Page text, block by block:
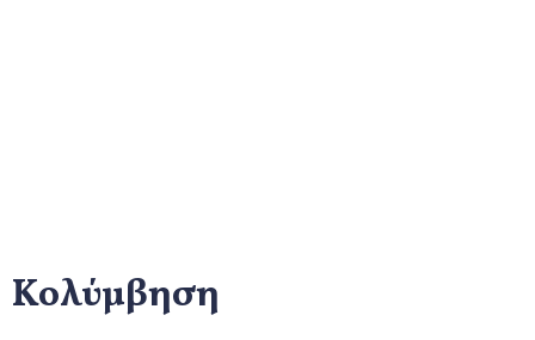
Κολύμβηση